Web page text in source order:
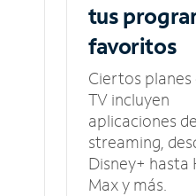
tus
favoritos
Ciertos planes
TV incluyen
aplicaciones
streaming,
Disney+ hasta
Max y más.